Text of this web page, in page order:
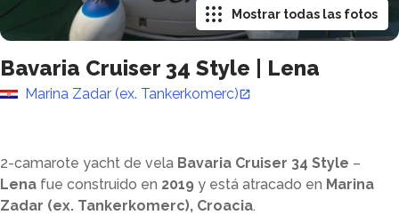
Bavaria Cruiser 34 Style Lena
Marina Zadar (ex. Tankerkomerc)
Mostrar todas las fotos
2-camarote yacht de vela Bavaria Cruiser 34 Style –
Lena fue construido en 2019 y está atracado en Marina
Zadar (ex. Tankerkomerc), Croacia.